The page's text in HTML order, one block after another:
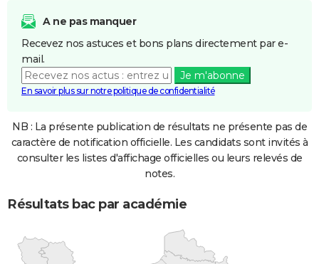
A ne pas manquer
Recevez nos astuces et bons plans directement par e-
mail.
Je m'abonne
En savoir plus sur notre politique de confidentialité
NB : La présente publication de résultats ne présente pas de
caractère de notification officielle. Les candidats sont invités à
consulter les listes d'affichage officielles ou leurs relevés de
notes.
Résultats bac par académie